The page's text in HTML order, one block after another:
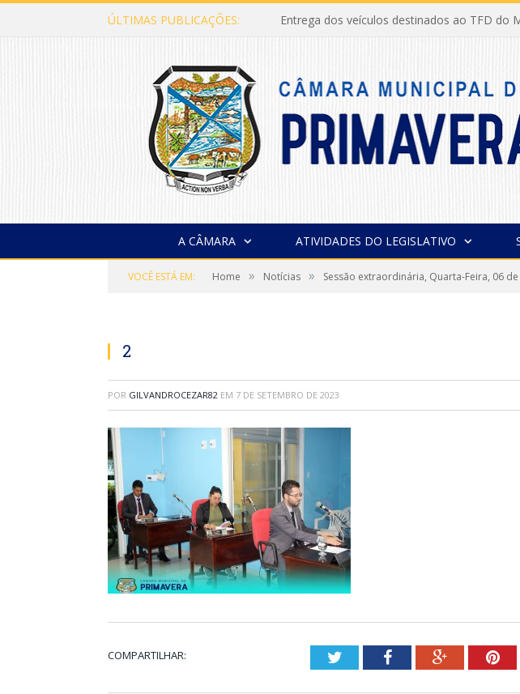
ÚLTIMAS PUBLICAÇÕES: Entrega dos veículos destinados ao TFD do
A CÂMARA ATIVIDADES DO LEGISLATIVO
VOCÊ ESTÁ EM: Home » Notícias » Sessão extraordinária, Quarta-Feira, 06
2
POR GILVANDROCEZAR82 EM 7 DE SETEMBRO DE 2023
COMPARTILHAR: TwitterFacebookGoogle+